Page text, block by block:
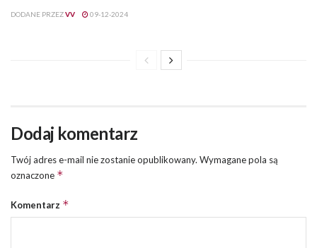
DODANE PRZEZVV 09-12-2024
Dodaj komentarz
Twój adres e-mail nie zostanie opublikowany. Wymagane pola są
oznaczone *
Komentarz *